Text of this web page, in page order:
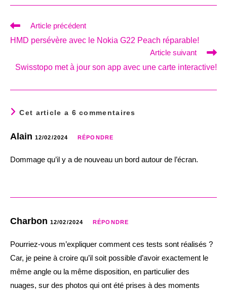
Read
articles
Article précédent
HMD persévère avec le Nokia G22 Peach réparable!
Article suivant
Swisstopo met à jour son app avec une carte interactive!
Cet article a 6 commentaires
Alain 12/02/2024 RÉPONDRE
Dommage qu’il y a de nouveau un bord autour de l’écran.
Charbon 12/02/2024 RÉPONDRE
Pourriez-vous m’expliquer comment ces tests sont réalisés ?
Car, je peine à croire qu’il soit possible d’avoir exactement le
même angle ou la même disposition, en particulier des
nuages, sur des photos qui ont été prises à des moments